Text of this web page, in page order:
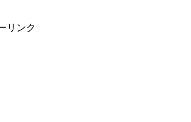
リンク